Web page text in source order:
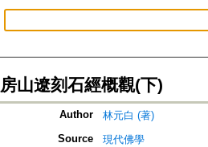
房山遼刻石經概觀(下)
Author
林元白 (著)
Source
現代佛學